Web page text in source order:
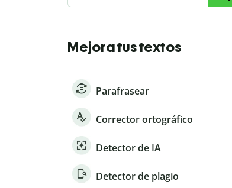
Mejora tus textos
Parafrasear
Corrector ortográfico
Detector de IA
Detector de plagio